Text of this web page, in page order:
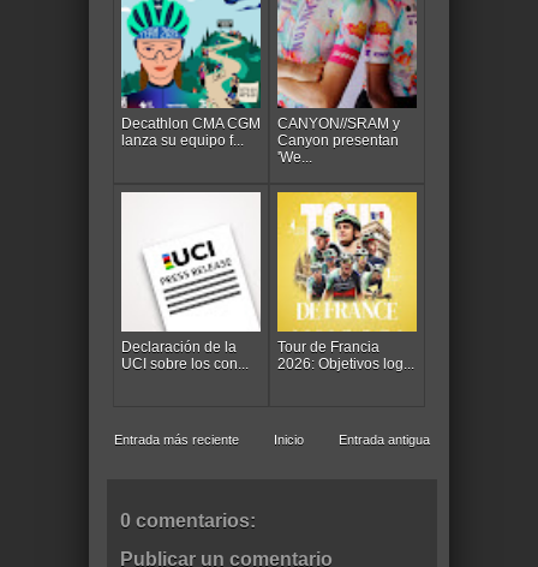
Decathlon CMA CGM
lanza su equipo f...
CANYON//SRAM y
Canyon presentan
'We...
Declaración de la
UCI sobre los con...
Tour de Francia
2026: Objetivos log...
Entrada más reciente Entrada antigua
Inicio
0 comentarios:
Publicar un comentario